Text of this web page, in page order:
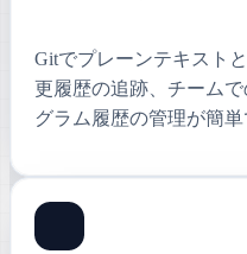
Gitでプレーンテキスト
更履歴の追跡、チーム
グラム履歴の管理が簡単